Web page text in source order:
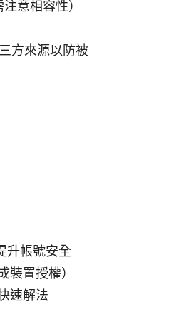
意相容性）
方來源以防被
升帳號安全
置授權）
速解法